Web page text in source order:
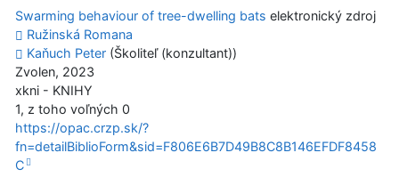
Swarming behaviour of tree-dwelling bats elektronický zdroj
Ružinská Romana
Kaňuch Peter (Školiteľ (konzultant))
Zvolen, 2023
xkni - KNIHY
1, z toho voľných 0
https://opac.crzp.sk/?
fn=detailBiblioForm&sid=F806E6B7D49B8C8B146EFDF8458
C